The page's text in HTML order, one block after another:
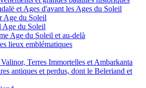
et Ages d'avant les Ages du Soleil
Age du Soleil
Age du Soleil
Age du Soleil et au-delà
lieux emblématiques
Terres Immortelles et Ambarkanta
antiques et perdus, dont le Beleriand et